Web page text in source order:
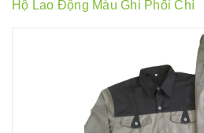
Hộ Lao Động Màu Ghi Phối Chì